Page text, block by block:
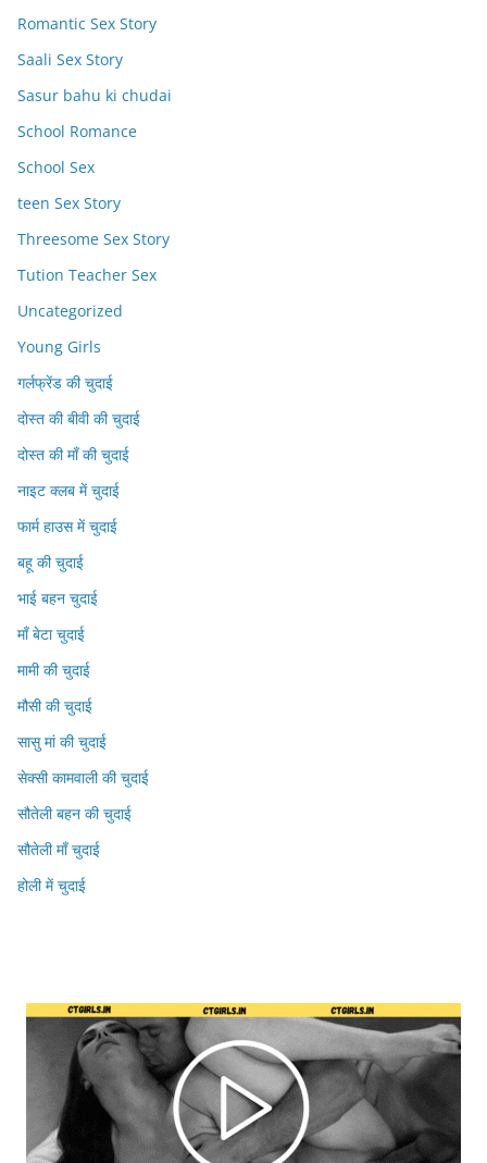
Romantic Sex Story
Saali Sex Story
Sasur bahu ki chudai
School Romance
School Sex
teen Sex Story
Threesome Sex Story
Tution Teacher Sex
Uncategorized
Young Girls
गर्लफ्रेंड की चुदाई
दोस्त की बीवी की चुदाई
दोस्त की माँ की चुदाई
नाइट क्लब में चुदाई
फार्म हाउस में चुदाई
बहू की चुदाई
भाई बहन चुदाई
माँ बेटा चुदाई
मामी की चुदाई
मौसी की चुदाई
सासु मां की चुदाई
सेक्सी कामवाली की चुदाई
सौतेली बहन की चुदाई
सौतेली माँ चुदाई
होली में चुदाई